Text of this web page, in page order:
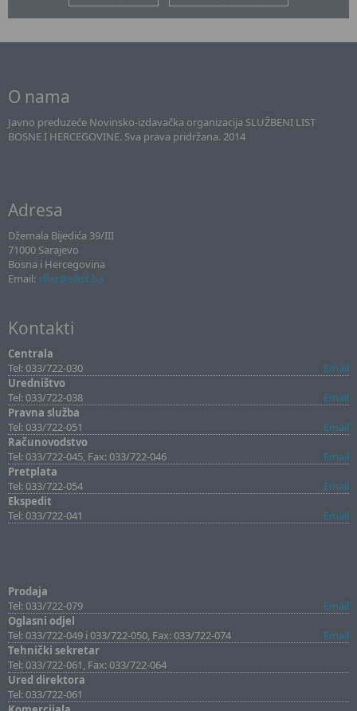
O nama
Javno preduzeće Novinsko-izdavačka organizacija SLUŽBENI LIST
BOSNE I HERCEGOVINE. Sva prava pridržana. 2014
Adresa
Džemala Bijedića 39/III
71000 Sarajevo
Bosna i Hercegovina
Email: sllist@sllist.ba
Kontakti
Centrala
Tel: 033/722-030
Email
Uredništvo
Tel: 033/722-038
Email
Pravna služba
Tel: 033/722-051
Email
Računovodstvo
Tel: 033/722-045, Fax: 033/722-046
Email
Pretplata
Tel: 033/722-054
Email
Ekspedit
Tel: 033/722-041
Email
Prodaja
Tel: 033/722-079
Email
Oglasni odjel
Tel: 033/722-049 i 033/722-050, Fax: 033/722-074
Email
Tehnički sekretar
Tel: 033/722-061, Fax: 033/722-064
Ured direktora
Tel: 033/722-061